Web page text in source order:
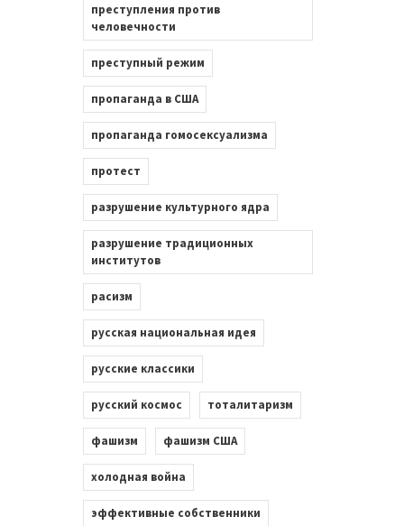
преступления против
человечности
преступный режим
пропаганда в США
пропаганда гомосексуализма
протест
разрушение культурного ядра
разрушение традиционных
институтов
расизм
русская национальная идея
русские классики
русский космос тоталитаризм
фашизм фашизм США
холодная война
эффективные собственники